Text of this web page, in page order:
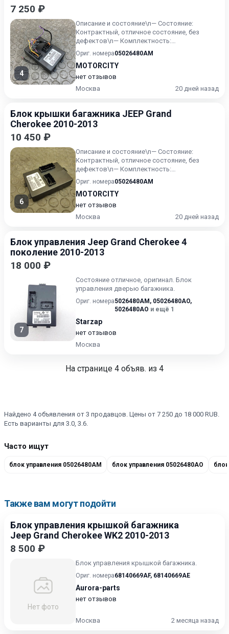
7 250 ₽
4
Описание и состояние\n— Состояние:
Контрактный, отличное состояние, без
дефектов\n— Комплектность:
соответствует фото\n— Особенности:
Оригин...
Ориг. номера05026480AM
MOTORCITY
нет отзывов
Москва
20 дней назад
Блок крышки багажника JEEP Grand
Cherokee 2010-2013
10 450 ₽
6
Описание и состояние\n— Состояние:
Контрактный, отличное состояние, без
дефектов\n— Комплектность:
соответствует фото\n— Особенности:
Оригин...
Ориг. номера05026480AM
MOTORCITY
нет отзывов
Москва
20 дней назад
Блок управления Jeep Grand Cherokee 4
поколение 2010-2013
18 000 ₽
7
Состояние отличное, оригинал. Блок
управления дверью багажника.
Ориг. номера5026480AM , 05026480AO,
5026480AO и ещё 1
Starzap
нет отзывов
Москва
На странице 4 объяв. из 4
Найдено 4 объявления от 3 продавцов. Цены от 7 250 до 18 000 RUB.
Есть варианты для 3.0, 3.6.
Часто ищут
блок управления 05026480AM блок управления 05026480AO
Также вам могут подойти
Блок управления крышкой багажника
Jeep Grand Cherokee WK2 2010-2013
8 500 ₽
Нет фото
Блок управления крышкой багажника.
Ориг. номера68140669AF, 68140669AE
Aurora-parts
нет отзывов
Москва 2 месяца назад